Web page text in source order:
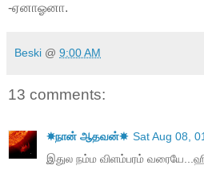
-ஏனாஓனா.
Beski @ 9:00 AM
13 comments:
☀நான் ஆதவன்☀ Sat Aug 08,
இதுல நம்ம விளம்பரம்